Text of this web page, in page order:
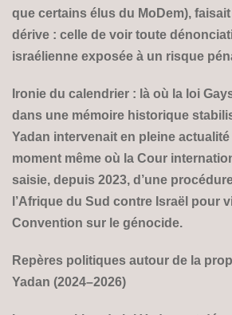
que certains élus du MoDem),
dérive : celle de voir toute
israélienne exposée à un risque
Ironie du calendrier : là où la loi
dans une mémoire historique
Yadan intervenait en pleine
moment même où la Cour
saisie, depuis 2023, d’une
l’Afrique du Sud contre Israël pour
Convention sur le génocide.
Repères politiques autour de la
Yadan (2024–2026)